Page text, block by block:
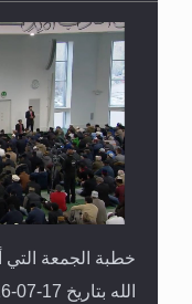
خطبة الجمعة التي
الله بتاريخ 17-07-2026